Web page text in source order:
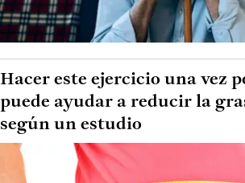
Hacer este ejercicio una vez
puede ayudar a reducir la
según un estudio